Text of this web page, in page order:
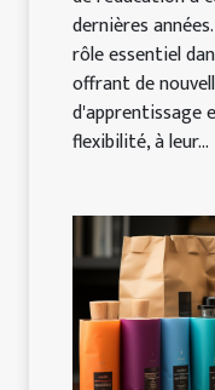
dernières
rôle essentiel
offrant de
d'apprentissage
flexibilité, à leur...